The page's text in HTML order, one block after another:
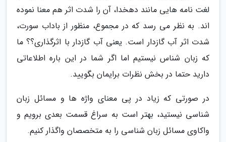
لغت نامه هایی مانند دهخدا، آن را شدت اثر هم معنا نموده
اند. به نظر می رسد که در مجموع، منظور از باداب سورت،
شدت اثر آب گازدار است. یعنی آب گازدار با اثرگذاری؟؟ ما
که زبان شناس نیستیم اما اگر شما در این باره اطلاعاتی
دارید حتما در بخش نظرات برایمان بگویید.
در صورتی که زیاد در پی معنای واژه ها و مسائل زبان
شناسی نیستید، بهتر است به سراغ قسمت بعدی برویم و
واکاوی مسائل زبان شناسی را به متخصصان واگذار کنیم.